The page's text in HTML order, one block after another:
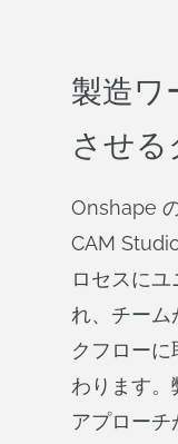
製造ワ
させる
Onshape
CAM
ロセスに
れ、チーム
クフロー
わります
アプローチ